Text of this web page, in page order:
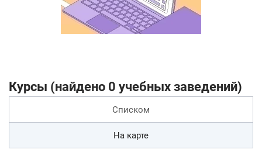
Курсы (найдено 0 учебных заведений)
Списком
На карте